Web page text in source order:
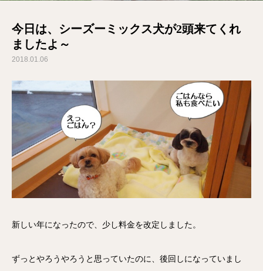
今日は、シーズーミックス犬が2頭来てくれ
ましたよ～
2018.01.06
新しい年になったので、少し料金を改定しました。
ずっとやろうやろうと思っていたのに、後回しになっていまし